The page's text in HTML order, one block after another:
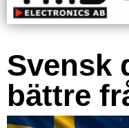
Svensk
bättre